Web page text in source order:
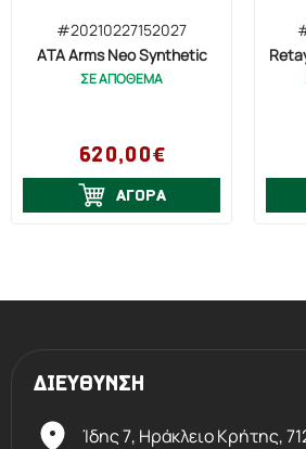
πολύ μεγάλη
εξαιρετική
αδρανειακών
#20210227152027
ATA Arms Neo Synthetic
ΣΕ ΑΠΟΘΕΜΑ
620,00€
ΑΓΟΡΑ
ΔΙΕΥΘΥΝΣΗ
Ίδης 7, Ηράκλειο Kρήτης,